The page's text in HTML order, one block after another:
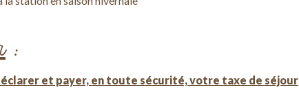
:
et payer, en toute sécurité, votre taxe de séjour